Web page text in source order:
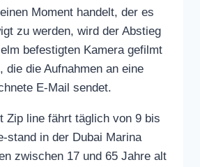
Moment handelt, der es
zu werden, wird der Abstieg
befestigten Kamera gefilmt
die die Aufnahmen an eine
E-Mail sendet.
Zip line fährt täglich von 9 bis
stand in der Dubai Marina
zwischen 17 und 65 Jahre alt